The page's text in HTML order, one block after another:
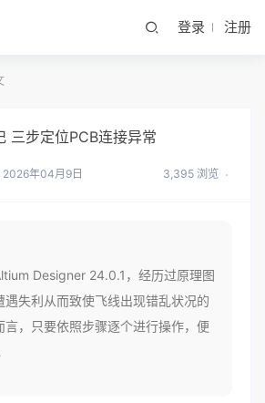
登录 注册
三步定位PCB连接异常
2026年04月9日 3,395 浏览
Designer 24.0.1，经历过原理图
遇失利从而致使飞线出现错乱状况的
言，只要依照步骤逐个进行操作，便